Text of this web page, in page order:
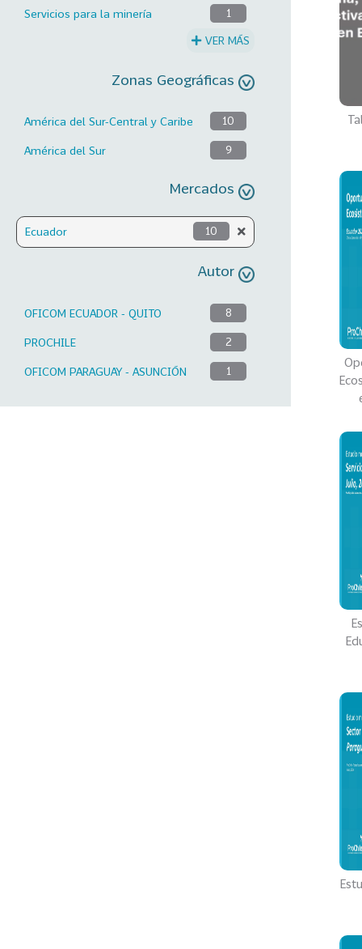
Servicios para la minería 1
VER MÁS
Zonas Geográficas
América del Sur-Central y Caribe 10
América del Sur 9
Mercados
Ecuador 10
Autor
OFICOM ECUADOR - QUITO 8
PROCHILE 2
OFICOM PARAGUAY - ASUNCIÓN 1